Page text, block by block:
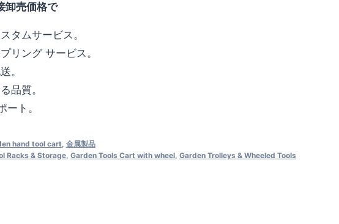
卸売価格で
タムサービス。
リング サービス。
。
品質。
ト。
hand tool cart, 金属製品
Racks & Storage, Garden Tools Cart with wheel, Garden Trolleys & Wheeled Tools